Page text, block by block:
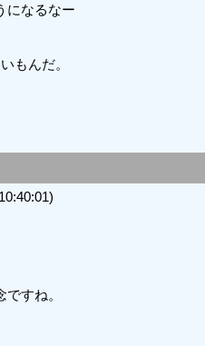
になるなー
もんだ。
すね。